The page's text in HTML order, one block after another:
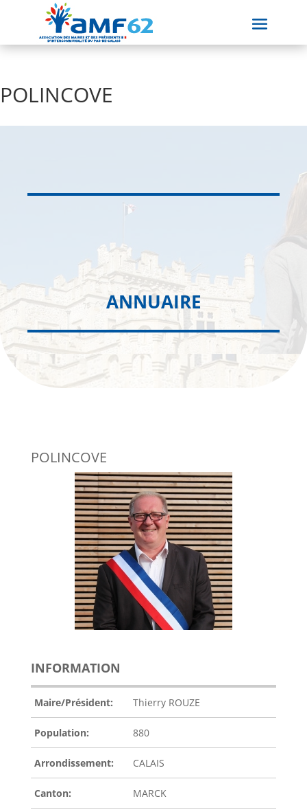
POLINCOVE
ANNUAIRE
POLINCOVE
INFORMATION
Maire/Président: Thierry ROUZE
Population: 880
Arrondissement: CALAIS
Canton: MARCK